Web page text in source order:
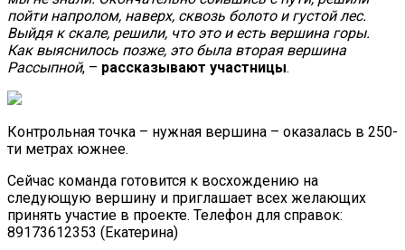
пойти напролом, наверх, сквозь болото и густой лес.
Выйдя к скале, решили, что это и есть вершина горы.
Как выяснилось позже, это была вторая вершина
Рассыпной, – рассказывают участницы.
Контрольная точка – нужная вершина – оказалась в 250-
ти метрах южнее.
Сейчас команда готовится к восхождению на
следующую вершину и приглашает всех желающих
принять участие в проекте. Телефон для справок:
89173612353 (Екатерина)